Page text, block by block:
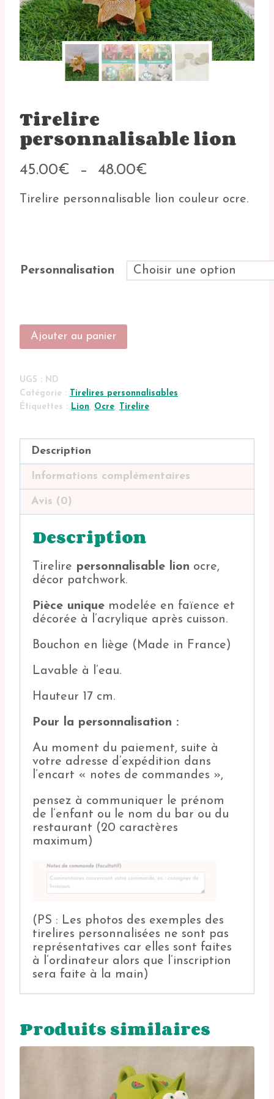
Tirelire
personnalisable lion
45.00€ – 48.00€
prix :
Tirelire personnalisable lion couleur ocre.
Personnalisation
quantité
lion
Ajouter au panier
UGS : ND
Catégorie :
Tirelires personnalisables
Étiquettes : Lion, Ocre, Tirelire
Description
Informations complémentaires
Avis (0)
Description
Tirelire personnalisable lion ocre,
décor patchwork.
Pièce unique modelée en faïence et
décorée à l’acrylique après cuisson.
Bouchon en liège (Made in France)
Lavable à l’eau.
Hauteur 17 cm.
Pour la personnalisation :
Au moment du paiement, suite à
votre adresse d’expédition dans
l’encart « notes de commandes »,
pensez à communiquer le prénom
de l’enfant ou le nom du bar ou du
restaurant (20 caractères
maximum)
(PS : Les photos des exemples des
tirelires personnalisées ne sont pas
représentatives car elles sont faites
à l’ordinateur alors que l’inscription
sera faite à la main)
Produits similaires